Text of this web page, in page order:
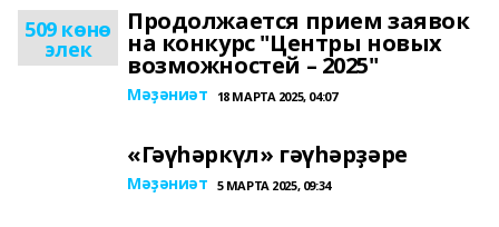
509 көнө
элек
Продолжается прием заявок
на конкурс "Центры новых
возможностей – 2025"
Мәҙәниәт 18 МАРТА 2025, 04:07
«Гәүһәркүл» гәүһәрҙәре
Мәҙәниәт 5 МАРТА 2025, 09:34